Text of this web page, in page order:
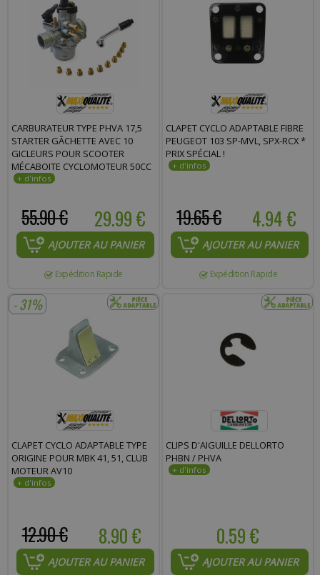
CARBURATEUR TYPE PHVA 17,5
STARTER GÂCHETTE AVEC 10
GICLEURS POUR SCOOTER
MÉCABOITE CYCLOMOTEUR 50CC
29.99 €
55.90 €
AJOUTER AU PANIER
Expédition Rapide
CLAPET CYCLO ADAPTABLE FIBRE
PEUGEOT 103 SP-MVL, SPX-RCX *
PRIX SPÉCIAL !
4.94 €
19.65 €
AJOUTER AU PANIER
Expédition Rapide
- 31%
CLAPET CYCLO ADAPTABLE TYPE
ORIGINE POUR MBK 41, 51, CLUB
MOTEUR AV10
8.90 €
12.90 €
AJOUTER AU PANIER
CLIPS D'AIGUILLE DELLORTO
PHBN / PHVA
0.59 €
AJOUTER AU PANIER